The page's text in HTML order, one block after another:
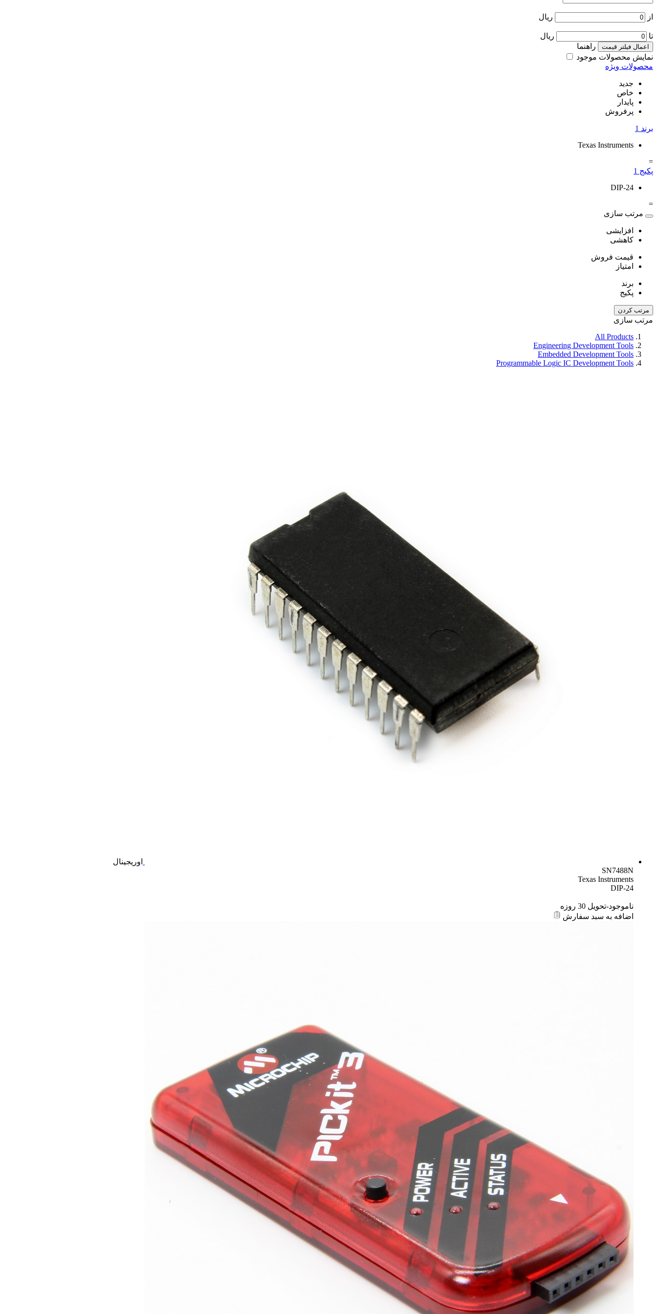
از ریال
تا ریال
اعمال فیلتر قیمت
راهنما
نمایش محصولات موجود
محصولات ویژه
جدید
خاص
پایدار
پرفروش
برند 1
Texas Instruments
=
پکیج 1
DIP-24
=
مرتب سازی
افزایشی
کاهشی
قیمت فروش
امتیاز
برند
پکیج
مرتب کردن
مرتب سازی
All Products
Engineering Development Tools
Embedded Development Tools
Programmable Logic IC Development Tools
اوریجینال
SN7488N
Texas Instruments
DIP-24
ناموجود-تحویل 30 روزه
اضافه به سبد سفارش